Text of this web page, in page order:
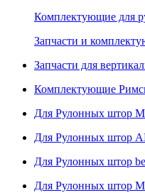
Комплектующие для
Запчасти и
Запчасти для
Комплектующие
Для Рулонных штор
Для Рулонных штор
Для Рулонных штор
Для Рулонных штор